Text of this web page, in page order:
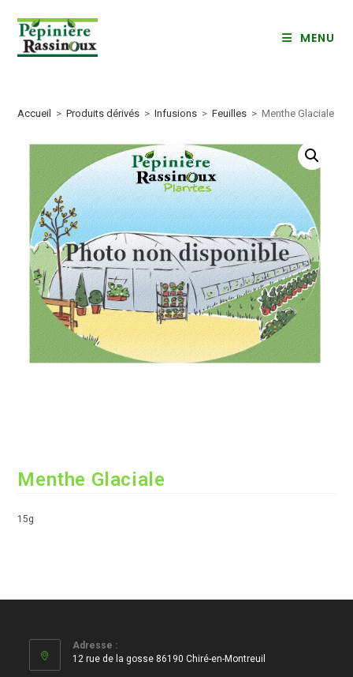
content
MENU
Accueil > Produits dérivés > Infusions > Feuilles > Menthe Glaciale
Menthe Glaciale
15g
Adresse :
12 rue de la gosse 86190 Chiré-en-Montreuil